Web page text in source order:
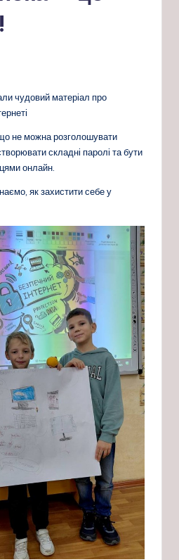
чудовий матеріал про
не можна розголошувати
складні паролі та бути
онлайн.
як захистити себе у